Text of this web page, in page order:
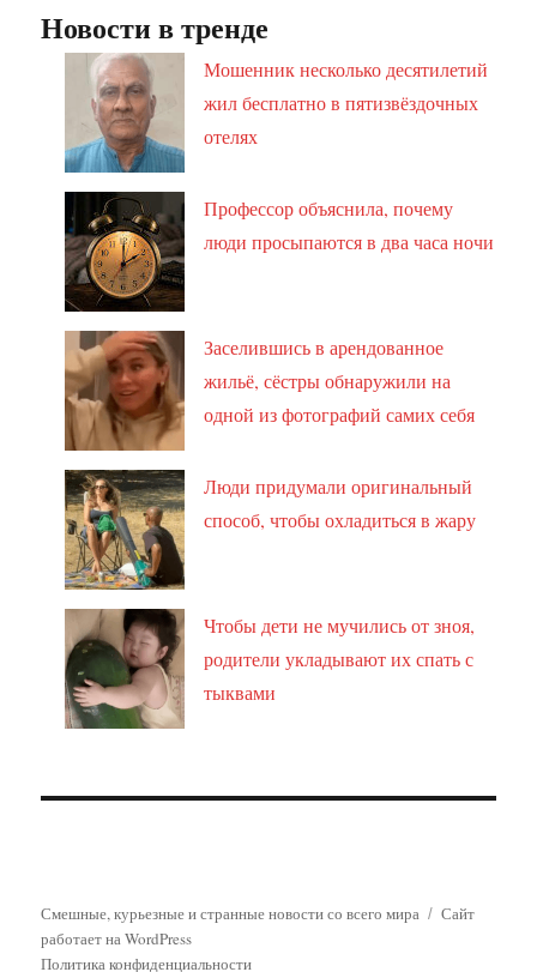
Новости в тренде
Мошенник несколько десятилетий
жил бесплатно в пятизвёздочных
отелях
Профессор объяснила, почему
люди просыпаются в два часа ночи
Заселившись в арендованное
жильё, сёстры обнаружили на
одной из фотографий самих себя
Люди придумали оригинальный
способ, чтобы охладиться в жару
Чтобы дети не мучились от зноя,
родители укладывают их спать с
тыквами
Смешные, курьезные и странные новости со всего мира
Сайт
работает на WordPress
Политика конфиденциальности